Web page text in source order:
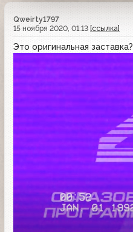
Qweirty1797
15 ноября 2020, 01:13 [ссылка]
Это оригинальная заставка?